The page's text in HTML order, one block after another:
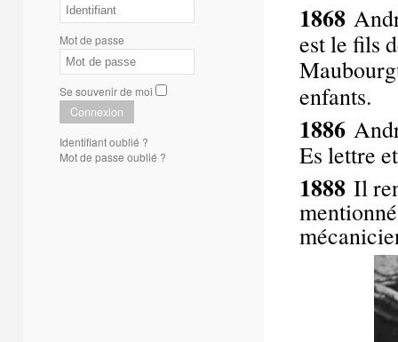
Mot de passe
Se souvenir de moi
Connexion
Identifiant oublié ?
Mot de passe oublié ?
1868
est le fils
enfants.
1886
Es lettre
1888 Il